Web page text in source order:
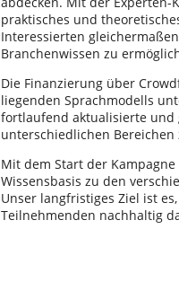
praktisches und
Interessierten
Branchenwissen zu
Die Finanzierung über
liegenden Sprachmodells
fortlaufend aktualisierte und
unterschiedlichen
Mit dem Start der
Wissensbasis zu den
Unser langfristiges Ziel ist
Teilnehmenden nachhaltig